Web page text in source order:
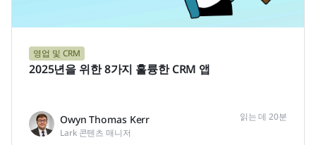
영업 및 CRM
2025년을 위한 8가지 훌륭한 CRM 앱
Owyn Thomas Kerr
Lark 콘텐츠 매니저
읽는 데 20분